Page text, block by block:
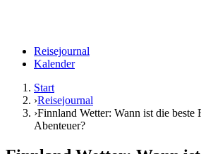
Reisejournal
Kalender
Start
›Reisejournal
›Finnland Wetter: Wann ist die beste
Abenteuer?